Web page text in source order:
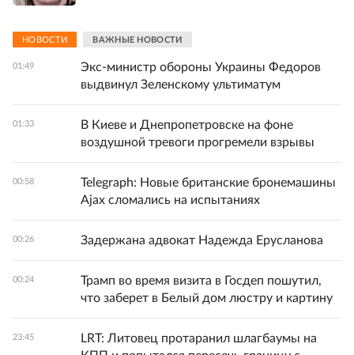
НОВОСТИ ВАЖНЫЕ НОВОСТИ
01:49
Экс-министр обороны Украины Федоров
выдвинул Зеленскому ультиматум
01:33
В Киеве и Днепропетровске на фоне
воздушной тревоги прогремели взрывы
00:58
Telegraph: Новые британские бронемашины
Ajax сломались на испытаниях
00:26 Задержана адвокат Надежда Ерусланова
00:24
Трамп во время визита в Госдеп пошутил,
что заберет в Белый дом люстру и картину
23:45
LRT: Литовец протаранил шлагбаумы на